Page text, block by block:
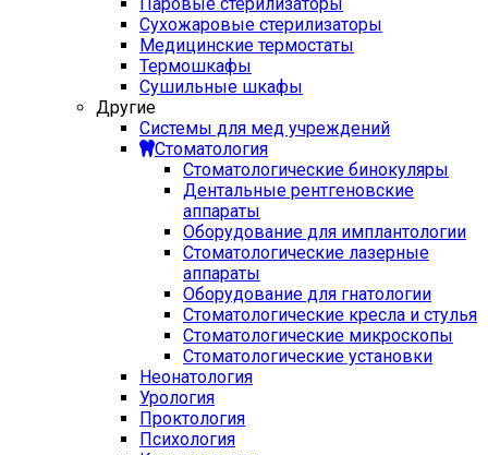
Сухожаровые стерилизаторы
Медицинские термостаты
Термошкафы
Сушильные шкафы
Другие
Системы для мед учреждений
Стоматология
Стоматологические бинокуляры
Дентальные рентгеновские
аппараты
Оборудование для имплантологии
Стоматологические лазерные
аппараты
Оборудование для гнатологии
Стоматологические кресла и стулья
Стоматологические микроскопы
Стоматологические установки
Неонатология
Урология
Проктология
Психология